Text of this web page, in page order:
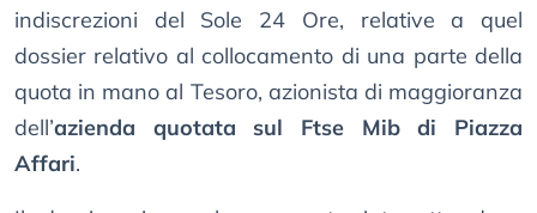
indiscrezioni del Sole 24 Ore, relative a quel
dossier relativo al collocamento di una parte della
quota in mano al Tesoro, azionista di maggioranza
dell’azienda quotata sul Ftse Mib di Piazza
Affari.